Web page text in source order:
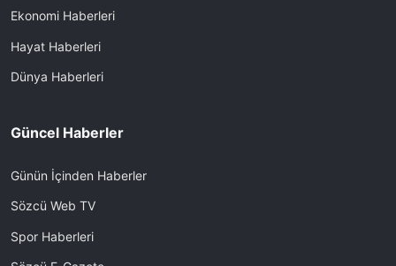
Ekonomi Haberleri
Hayat Haberleri
Dünya Haberleri
Güncel Haberler
Günün İçinden Haberler
Sözcü Web TV
Spor Haberleri